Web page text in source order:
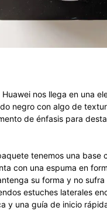
Huawei nos llega en una
negro con algo de
de énfasis para
tenemos una base
con una espuma en
su forma y no
estuches laterales
y una guía de inicio